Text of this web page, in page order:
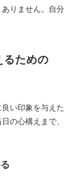
りません。自分
るための
い印象を与えた
の心構えまで、